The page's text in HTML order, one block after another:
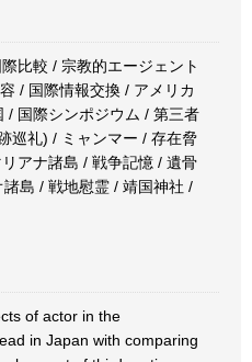
比較 / 宗教的エージェント
/ 国際情報交換 / アメリカ
/ 国際シンポジウム / 第三者
巡礼) / ミャンマー / 存在脅
アナ諸島 / 戦争記憶 / 遺骨
島 / 戦地慰霊 / 靖国神社 /
of actor in the
in Japan with comparing